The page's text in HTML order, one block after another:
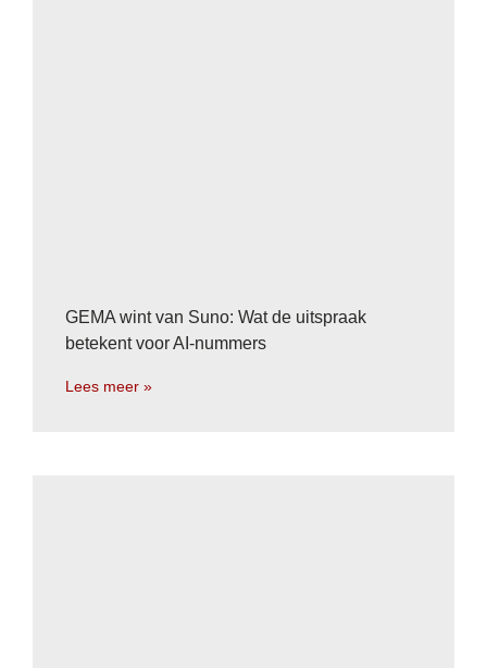
GEMA wint van Suno: Wat de uitspraak
betekent voor AI-nummers
Lees meer »